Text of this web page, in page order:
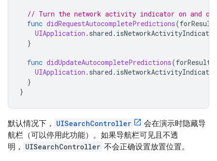
// Turn the network activity indicator on and
func didRequestAutocompletePredictions(
UIApplication . shared .
}
func didUpdateAutocompletePredictions(
UIApplication . shared .
}
}
默认情况下， UISearchController
会在演示时隐藏导
航栏（可以停用此功能）。如果导航栏可见且不透
明，
UISearchController 不会正确设置放置位置。